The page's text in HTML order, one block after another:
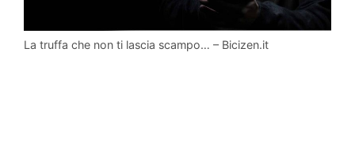
La truffa che non ti lascia scampo… – Bicizen.it